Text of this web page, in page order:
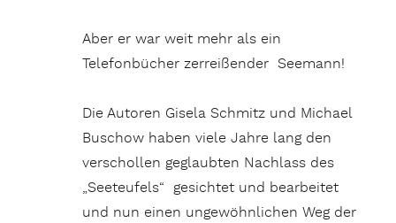
Aber er war weit mehr als ein
Telefonbücher zerreißender Seemann!
Die Autoren Gisela Schmitz und Michael
Buschow haben viele Jahre lang den
verschollen geglaubten Nachlass des
„Seeteufels“ gesichtet und bearbeitet
und nun einen ungewöhnlichen Weg der